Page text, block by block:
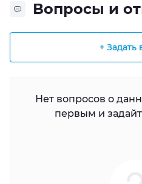
Вопросы и
+ Задать
Нет вопросов о
первым и